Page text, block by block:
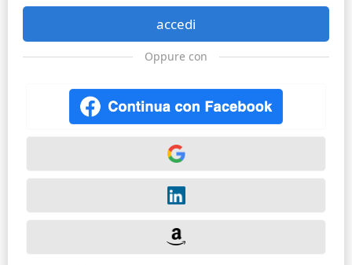
accedi
Oppure con